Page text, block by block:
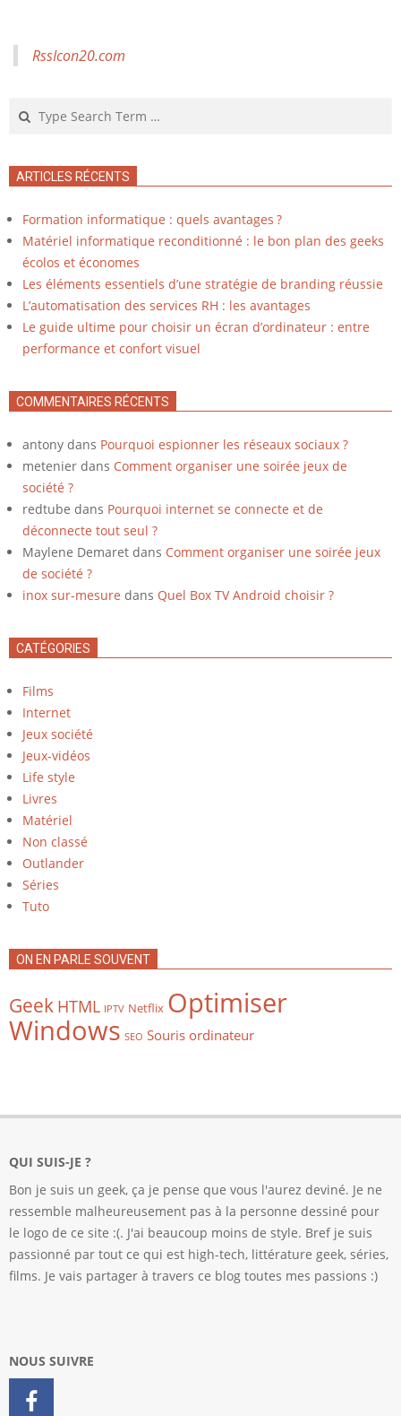
RssIcon20.com
ARTICLES RÉCENTS
Formation informatique : quels avantages ?
Matériel informatique reconditionné : le bon plan des geeks
écolos et économes
Les éléments essentiels d’une stratégie de branding réussie
L’automatisation des services RH : les avantages
Le guide ultime pour choisir un écran d’ordinateur : entre
performance et confort visuel
COMMENTAIRES RÉCENTS
antony dans Pourquoi espionner les réseaux sociaux ?
metenier dans Comment organiser une soirée jeux de
société ?
redtube dans Pourquoi internet se connecte et de
déconnecte tout seul ?
Maylene Demaret dans Comment organiser une soirée jeux
de société ?
inox sur-mesure dans Quel Box TV Android choisir ?
CATÉGORIES
Films
Internet
Jeux société
Jeux-vidéos
Life style
Livres
Matériel
Non classé
Outlander
Séries
Tuto
ON EN PARLE SOUVENT
Geek HTML IPTV Netflix Optimiser
Windows SEO Souris ordinateur
QUI SUIS-JE ?
Bon je suis un geek, ça je pense que vous l'aurez deviné. Je ne
ressemble malheureusement pas à la personne dessiné pour
le logo de ce site :(. J'ai beaucoup moins de style. Bref je suis
passionné par tout ce qui est high-tech, littérature geek, séries,
films. Je vais partager à travers ce blog toutes mes passions :)
NOUS SUIVRE